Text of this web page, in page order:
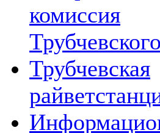
комиссия
Трубчевская